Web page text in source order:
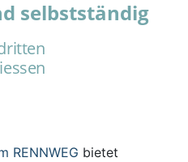
selbstständig
RENNWEG bietet